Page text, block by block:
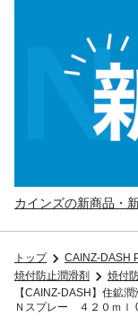
カインズの新商品・
トップ CAINZ-DASH
焼付防止潤滑剤
焼付
【CAINZ-DASH】住鉱
Ｎスプレー ４２０ｍｌ